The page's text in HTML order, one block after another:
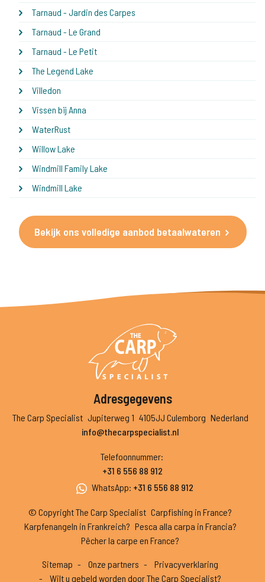
Tarnaud - Jardin des Carpes
Tarnaud - Le Grand
Tarnaud - Le Petit
The Legend Lake
Villedon
Vissen bij Anna
WaterRust
Willow Lake
Windmill Family Lake
Windmill Lake
Bekijk ons volledige aanbod betaalwateren
Adresgegevens
The Carp Specialist Jupiterweg 1 4105JJ Culemborg Nederland
info@thecarpspecialist.nl
Telefoonnummer:
+31 6 556 88 912
WhatsApp: +31 6 556 88 912
© Copyright The Carp Specialist Carpfishing in France?
Karpfenangeln in Frankreich? Pesca alla carpa in Francia?
Pêcher la carpe en France?
Sitemap Onze partners
Privacyverklaring
Wilt u gebeld worden door The Carp Specialist?